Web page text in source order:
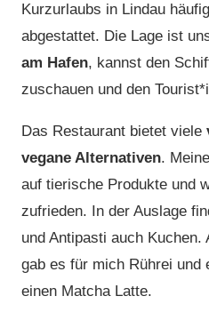
Kurzurlaubs in Lindau
abgestattet. Die Lage ist
am Hafen, kannst den
zuschauen und den
Das Restaurant bietet viele
vegane Alternativen.
auf tierische Produkte und
zufrieden. In der Auslage
und Antipasti auch Kuchen.
gab es für mich Rührei und
einen Matcha Latte.